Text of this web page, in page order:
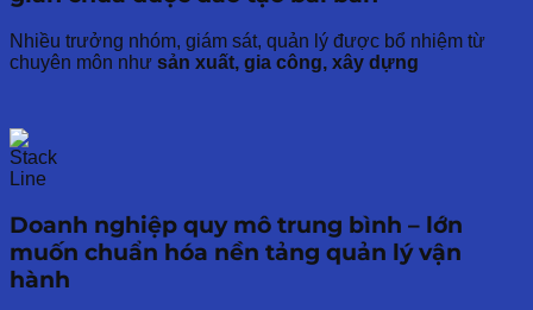
Nhiều trưởng nhóm, giám sát, quản lý được bổ nhiệm từ
chuyên môn như sản xuất, gia công, xây dựng
Doanh nghiệp quy mô trung bình – lớn
muốn chuẩn hóa nền tảng quản lý vận
hành